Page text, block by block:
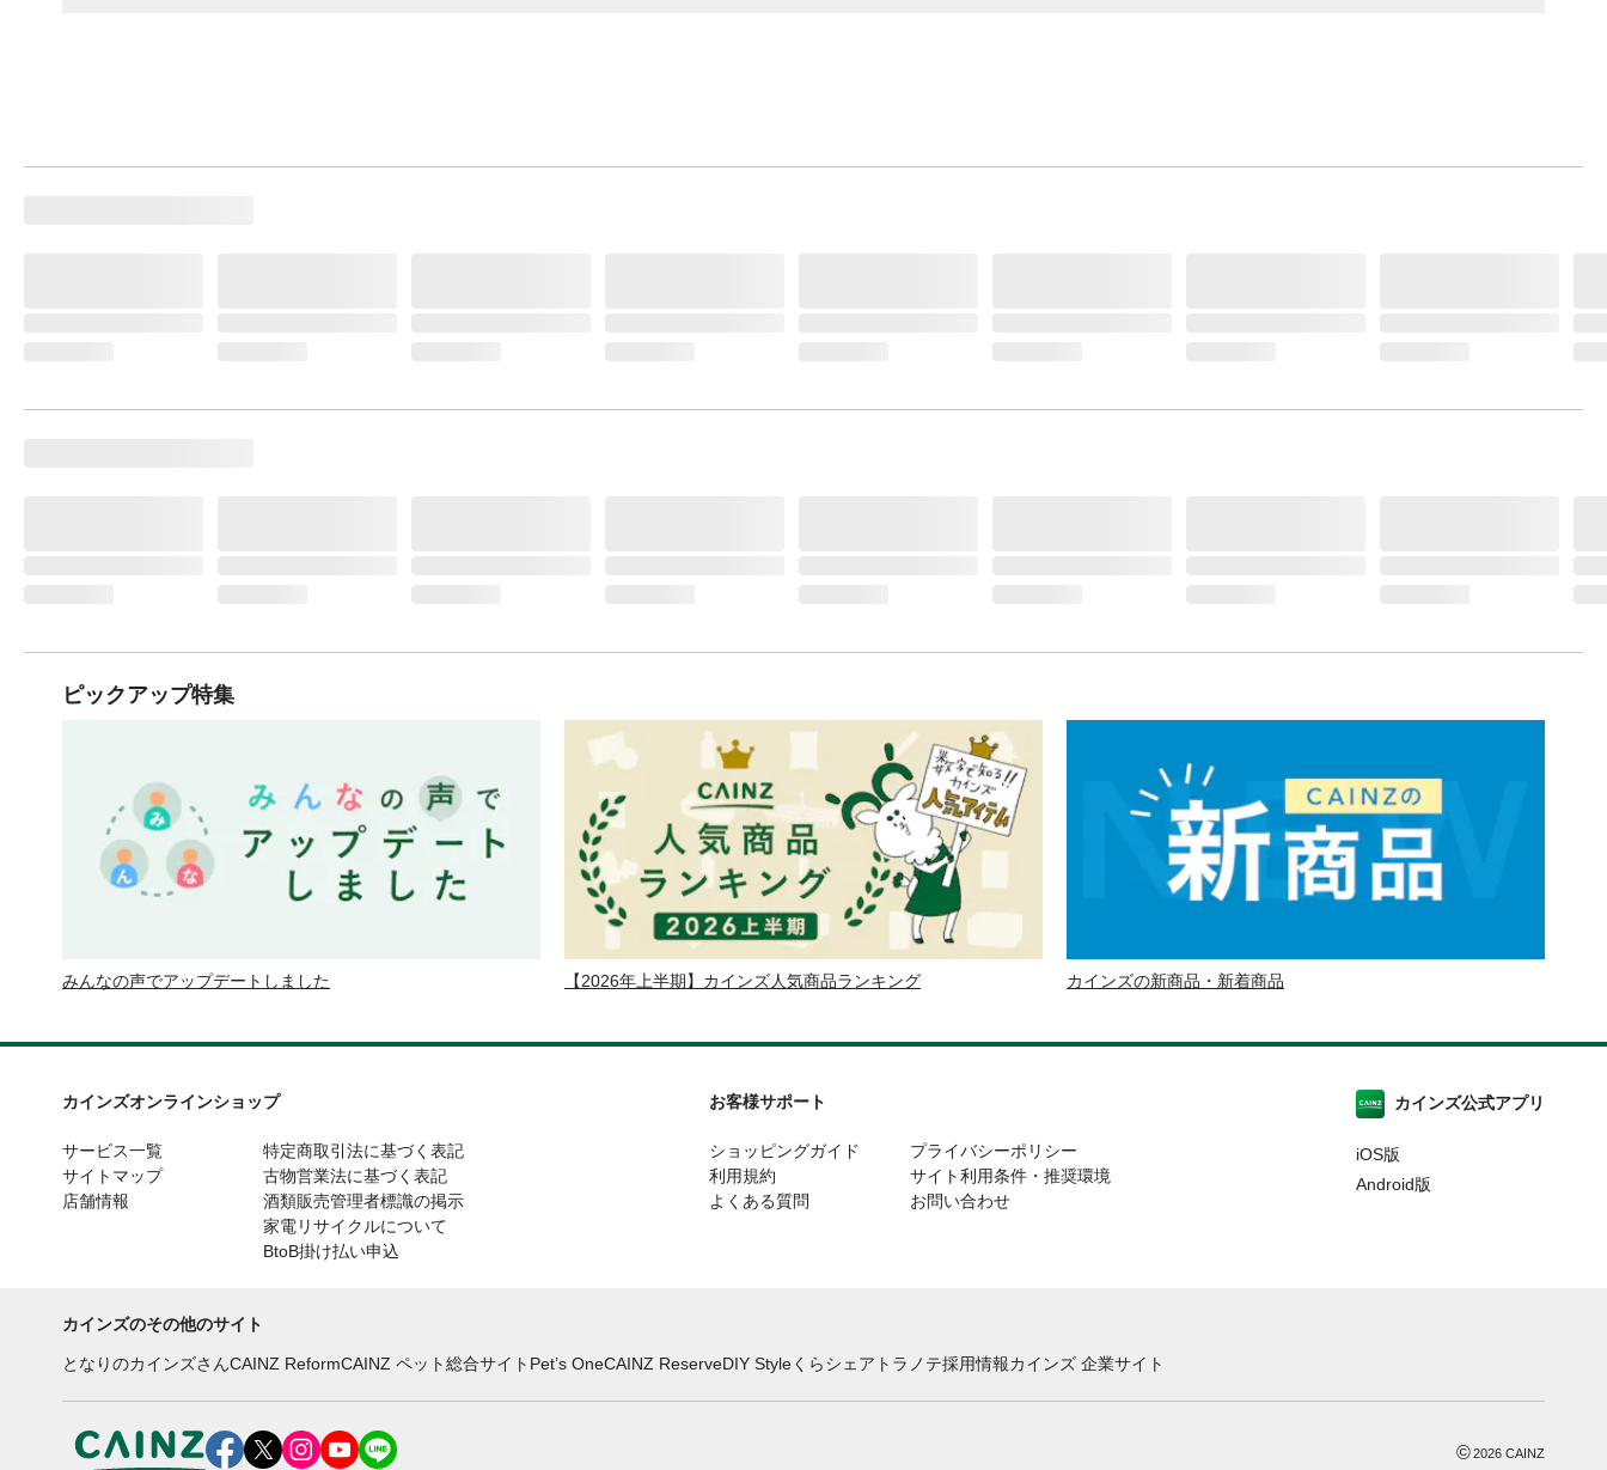
ピックアップ特集
みんなの声でアップデートしました 【2026年上半期】カインズ人気商品ランキング カインズの新商品・新着商品
カインズオンラインショップ
サービス一覧
サイトマップ
店舗情報
特定商取引法に基づく表記
古物営業法に基づく表記
酒類販売管理者標識の掲示
家電リサイクルについて
BtoB掛け払い申込
お客様サポート
ショッピングガイド
利用規約
よくある質問
プライバシーポリシー
サイト利用条件・推奨環境
お問い合わせ
カインズ公式アプリ
iOS版
Android版
カインズのその他のサイト
となりのカインズさんCAINZ ReformCAINZ ペット総合サイト Pet’s OneCAINZ ReserveDIY Styleくらシェア トラノテ採用情報カインズ 企業サイト
©2026 CAINZ